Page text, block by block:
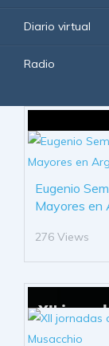
Diario virtual
Radio
Eugenio
Mayores en
276 Views